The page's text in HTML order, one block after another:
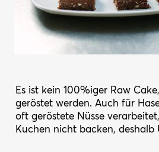
Es ist kein 100%iger Raw
geröstet werden. Auch für
oft geröstete Nüsse
Kuchen nicht backen, deshalb